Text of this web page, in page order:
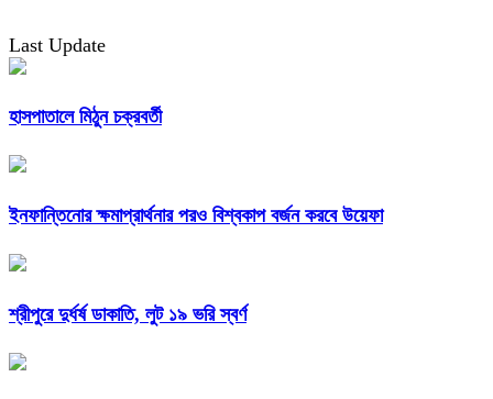
Last Update
হাসপাতালে মিঠুন চক্রবর্তী
ইনফান্তিনোর ক্ষমাপ্রার্থনার পরও বিশ্বকাপ বর্জন করবে উয়েফা
শ্রীপুরে দুর্ধর্ষ ডাকাতি, লুট ১৯ ভরি স্বর্ণ